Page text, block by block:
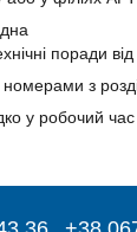
поради
номерами з
у робочий час